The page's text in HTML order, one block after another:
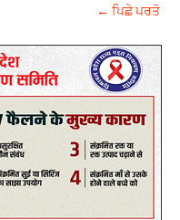
← ਪਿਛੇ ਪਰਤੋ